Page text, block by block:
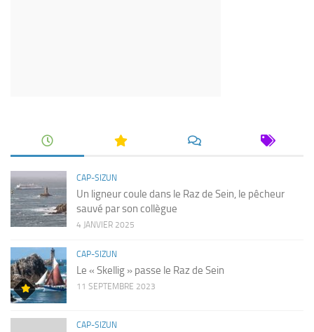
CAP-SIZUN
Un ligneur coule dans le Raz de Sein, le pêcheur
sauvé par son collègue
4 JANVIER 2025
CAP-SIZUN
Le « Skellig » passe le Raz de Sein
11 SEPTEMBRE 2023
CAP-SIZUN